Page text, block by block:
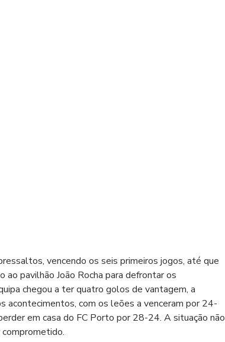
vencendo os seis primeiros jogos, até que
ao pavilhão João Rocha para defrontar os
chegou a ter quatro golos de vantagem, a
acontecimentos, com os leões a venceram por 24-
em casa do FC Porto por 28-24. A situação não